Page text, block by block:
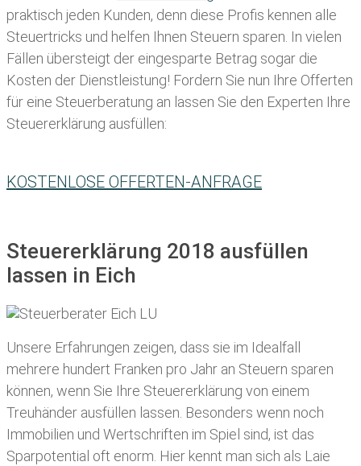
praktisch jeden Kunden, denn diese Profis kennen alle
Steuertricks und helfen Ihnen Steuern sparen. In vielen
Fällen übersteigt der eingesparte Betrag sogar die
Kosten der Dienstleistung! Fordern Sie nun Ihre Offerten
für eine Steuerberatung an lassen Sie den Experten Ihre
Steuererklärung ausfüllen:
KOSTENLOSE OFFERTEN-ANFRAGE
Steuererklärung 2018 ausfüllen
lassen in Eich
Unsere Erfahrungen zeigen, dass sie im Idealfall
mehrere hundert Franken pro Jahr an Steuern sparen
können, wenn Sie Ihre Steuererklärung von einem
Treuhänder ausfüllen lassen . Besonders wenn noch
Immobilien und Wertschriften im Spiel sind, ist das
Sparpotential oft enorm. Hier kennt man sich als Laie